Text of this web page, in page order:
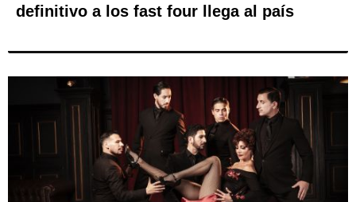
definitivo a los fast four llega al país